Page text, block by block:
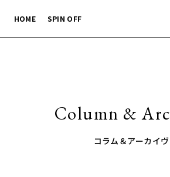
HOME SPIN OFF
Column &
コラム＆アーカイヴ